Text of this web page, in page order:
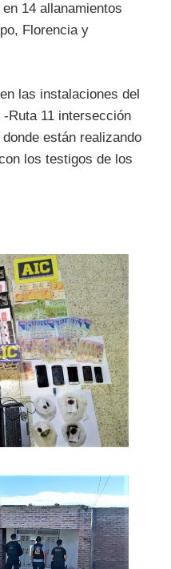
14 allanamientos
Florencia y
las instalaciones del
Ruta 11 intersección
están realizando
los testigos de los